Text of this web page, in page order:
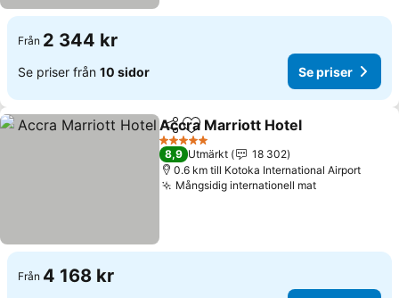
Från 2 344 kr
Se priser från 10 sidor Se priser
Dela Lägg till i Mina Favoriter
Accra Marriott Hotel
5 Stjärnor
8,9 Utmärkt
18 302
0.6 km till Kotoka International Airport
Mångsidig internationell matSe priser
Från 4 168 kr